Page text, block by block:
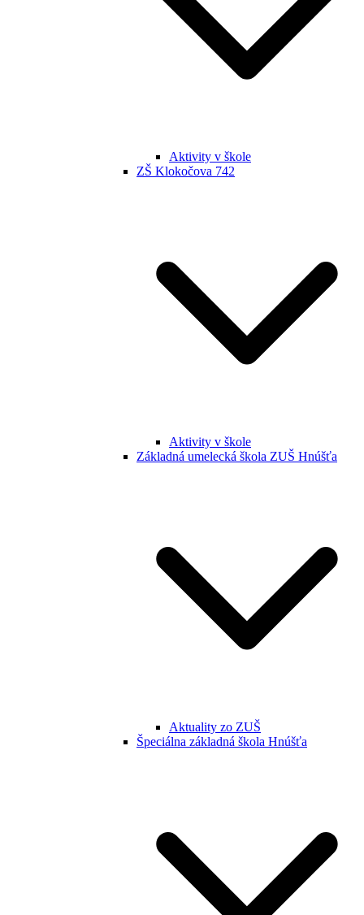
Aktivity v škole
ZŠ Klokočova 742
Aktivity v škole
Základná umelecká škola ZUŠ Hnúšťa
Aktuality zo ZUŠ
Špeciálna základná škola Hnúšťa